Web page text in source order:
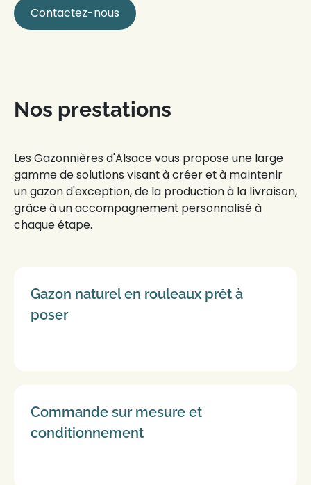
Contactez-nous
Nos prestations
LesGazonnières d'Alsacevous propose une large
gamme de solutions visant à créer et à maintenir
ungazon d'exception, de la production à la livraison,
grâce à unaccompagnement personnaliséà
chaque étape.
Gazon naturel en rouleaux prêt à
poser
Commande sur mesure et
conditionnement